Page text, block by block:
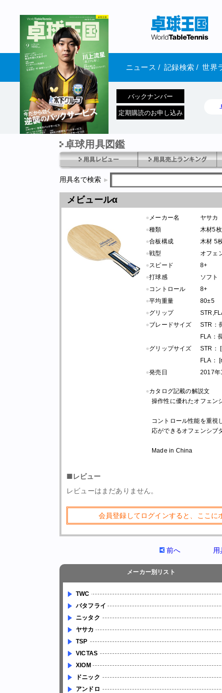
ニュース / 記録検索 / 世界
1970年1月01日 発売
バックナンバー
定期購読のお申し込み
卓球用具図鑑
用具名で検索
メビュールα
● メーカー名
ヤサカ
●種類
木材5枚
●合板構成
木材 5
●戦型
オフェ
●スピード
8+
●打球感
ソフト
●コントロール
8+
●平均重量
80±5
●グリップ
●ブレードサイズ
STR：
FLA：
●グリップサイズ
STR：
FLA：
●発売日 2017年
●カタログ記載の解説文
操作性に優れたオフェン
コントロール性能を重視
応ができるオフェンシブ
Made in China
■レビュー
レビューはまだありません。
会員登録してログインすると、ここ
前へ
メーカー別リスト
TWC
バタフライ
ニッタク
ヤサカ
TSP
VICTAS
XIOM
ドニック
アンドロ